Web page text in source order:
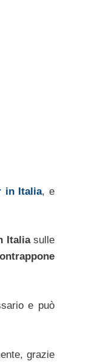
in Italia, e
Italiasulle
e può
grazie